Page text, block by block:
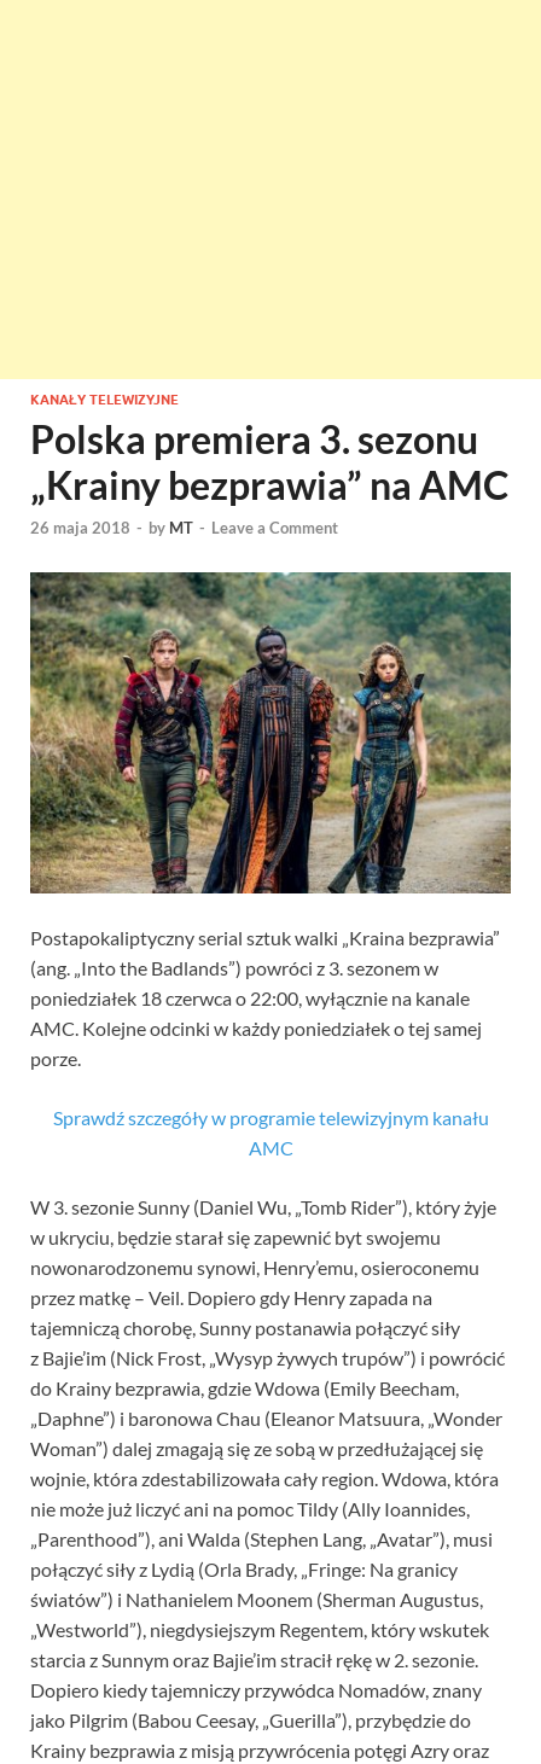
KANAŁY TELEWIZYJNE
Polska premiera 3. sezonu
„Krainy bezprawia” na AMC
26 maja 2018 - by MT - Leave a Comment
Postapokaliptyczny serial sztuk walki „Kraina bezprawia”
(ang. „Into the Badlands”) powróci z 3. sezonem w
poniedziałek 18 czerwca o 22:00, wyłącznie na kanale
AMC. Kolejne odcinki w każdy poniedziałek o tej samej
porze.
Sprawdź szczegóły w programie telewizyjnym kanału
AMC
W 3. sezonie Sunny (Daniel Wu, „Tomb Rider”), który żyje
w ukryciu, będzie starał się zapewnić byt swojemu
nowonarodzonemu synowi, Henry’emu, osieroconemu
przez matkę – Veil. Dopiero gdy Henry zapada na
tajemniczą chorobę, Sunny postanawia połączyć siły
z Bajie’im (Nick Frost, „Wysyp żywych trupów”) i powrócić
do Krainy bezprawia, gdzie Wdowa (Emily Beecham,
„Daphne”) i baronowa Chau (Eleanor Matsuura, „Wonder
Woman”) dalej zmagają się ze sobą w przedłużającej się
wojnie, która zdestabilizowała cały region. Wdowa, która
nie może już liczyć ani na pomoc Tildy (Ally Ioannides,
„Parenthood”), ani Walda (Stephen Lang, „Avatar”), musi
połączyć siły z Lydią (Orla Brady, „Fringe: Na granicy
światów”) i Nathanielem Moonem (Sherman Augustus,
„Westworld”), niegdysiejszym Regentem, który wskutek
starcia z Sunnym oraz Bajie’im stracił rękę w 2. sezonie.
Dopiero kiedy tajemniczy przywódca Nomadów, znany
jako Pilgrim (Babou Ceesay, „Guerilla”), przybędzie do
Krainy bezprawia z misją przywrócenia potęgi Azry oraz